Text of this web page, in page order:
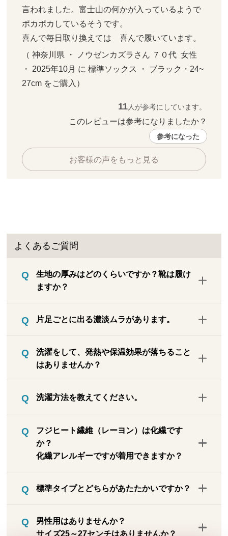
言われました。富士山の何かが入っているようで
ポカポカしているそうです。
喜んで毎日取り換えては　喜んで履いています。
（ 神奈川県 ・ ノウゼンカズラさん ７０代  女性
・ 2025年10月 に 標準ソックス ・ ブラック・24~
27cm をご購入）
11人が参考にしています。
このレビューは参考になりましたか？
参考になった
お客様の声をもっと見る
よくあるご質問
生地の厚みはどのくらいですか？靴は履け
ますか？
リで、普通の靴下くらいの厚みです。な
準タイプであれば靴を履いて窮屈に感じる
ことはないはずです。
片足ごとに出る濃淡ムラがあります。
方で表面に色の濃淡や、特異な幾何学柄が
出ますが、これは防ぎようがなく、不良品
しいものを左右セットになるようにしてい
洗濯をして、発熱や保温効果が落ちること
はありませんか？
をレーヨン糸に練り込んでいるので、洗濯
ありません。実際に洗濯する前と後でテス
トしましたが、発熱保温効果は変わりませ
んでした。
洗濯方法を教えてください。
濯機の弱水流や手洗いモードなどで洗って
ください。つけ置き洗い、漂白剤、タンブ
ラー乾燥はできません。
フジヒート繊維（レーヨン）は化繊です
か？
化繊アレルギーですが着用できますか？
練り込んでいますが、レーヨン自体はポリ
維）ではありません。レーヨンは天然素材
である植物から取り出した繊維セルロース
標準タイプとどちらがあたたかいですか？
イプのほうが暖かく感じられます。理由は
男性用はありませんか？
サイズ25～27センチはありませんか？